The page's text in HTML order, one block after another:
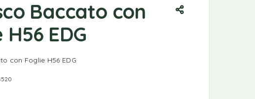
Baccato con
EDG
con Foglie H56 EDG